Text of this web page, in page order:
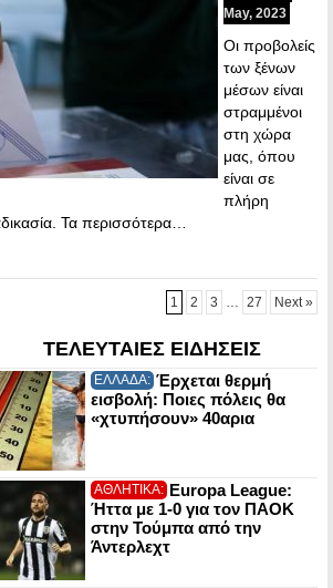
May, 2023
Οι προβολείς
των ξένων
μέσων είναι
στραμμένοι
στη χώρα
μας, όπου
είναι σε
πλήρη
Τα περισσότερα…
1 2 3 27 Next »
ΤΕΛΕΥΤΑΙΕΣ ΕΙΔΗΣΕΙΣ
ΕΛΛΑΔΑ: Έρχεται θερμή
εισβολή: Ποιες πόλεις θα
«χτυπήσουν» 40αρια
ΑΘΛΗΤΙΚΑ: Europa League:
Ήττα με 1-0 για τον ΠΑΟΚ
στην Τούμπα από την
Άντερλεχτ